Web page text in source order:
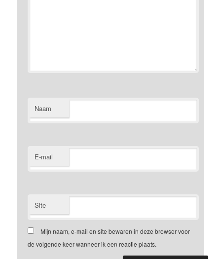
Naam
E-mail
Site
Mijn naam, e-mail en site bewaren in deze browser voor
de volgende keer wanneer ik een reactie plaats.